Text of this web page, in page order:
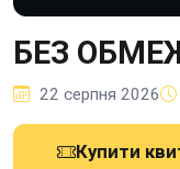
БЕЗ
22 серпня 2026
Купити